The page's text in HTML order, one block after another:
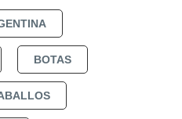
BOTAS